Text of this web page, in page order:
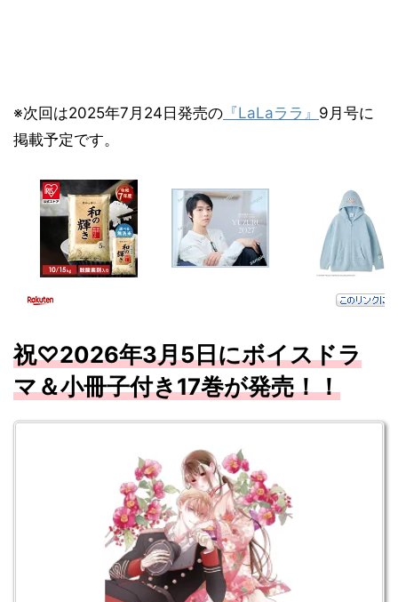
※次回は2025年7月24日発売の 『LaLaララ』 9月号に
掲載予定です。
祝♡2026年3月5日にボイスドラ
マ＆小冊子付き17巻が発売！！